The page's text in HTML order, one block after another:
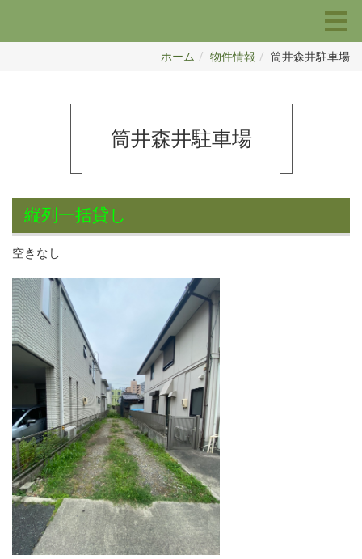
ホーム 物件情報 筒井森井駐車場
筒井森井駐車場
縦列一括貸し
空きなし